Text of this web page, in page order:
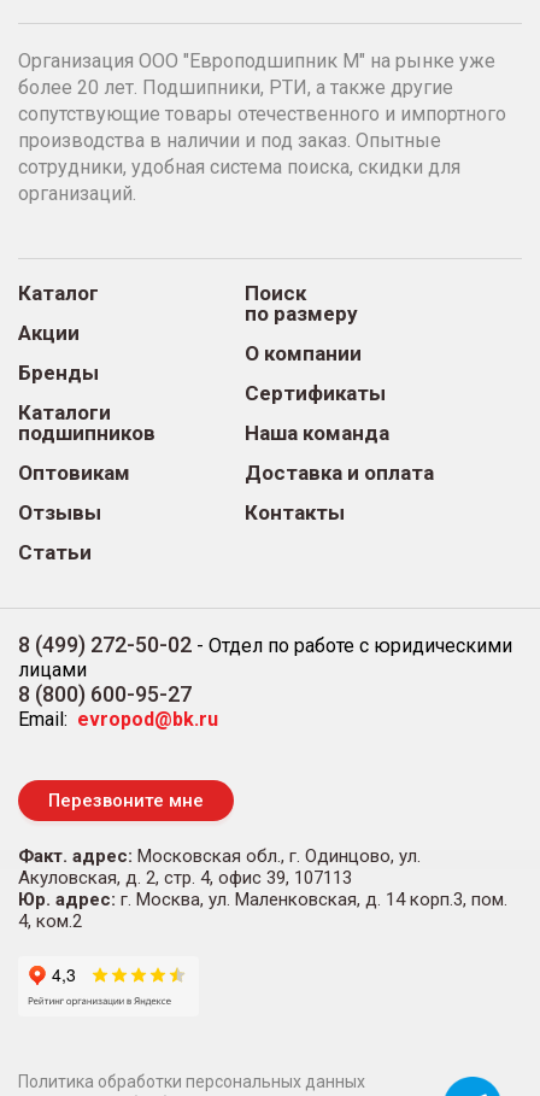
Организация ООО "Европодшипник М" на рынке уже
более 20 лет. Подшипники, РТИ, а также другие
сопутствующие товары отечественного и импортного
производства в наличии и под заказ. Опытные
сотрудники, удобная система поиска, скидки для
организаций.
Каталог
Акции
Бренды
Каталоги
подшипников
Оптовикам
Отзывы
Статьи
Поиск
по размеру
О компании
Сертификаты
Наша команда
Доставка и оплата
Контакты
8 (499) 272-50-02 - Отдел по работе с юридическими
лицами
8 (800) 600-95-27
Email: evropod@bk.ru
Перезвоните мне
Факт. адрес: Московская обл., г. Одинцово, ул.
Акуловская, д. 2, стр. 4, офис 39, 107113
Юр. адрес: г. Москва, ул. Маленковская, д. 14 корп.3, пом.
4, ком.2
Политика обработки персональных данных